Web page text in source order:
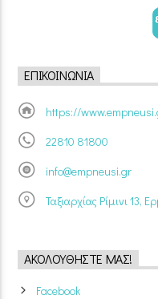
ΕΠΙΚΟΙΝΩΝΊΑ
https://
22810 81800
info@empneusi.gr
Ταξιαρχίας Ρίμινι 13,
ΑΚΟΛΟΥΘΉΣΤΕ ΜΑΣ!
Facebook